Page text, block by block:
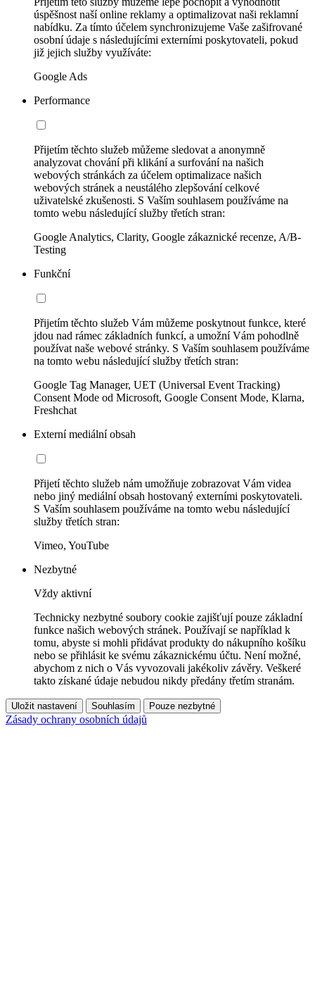
úspěšnost naší online reklamy a optimalizovat naši reklamní
nabídku. Za tímto účelem synchronizujeme Vaše zašifrované
osobní údaje s následujícími externími poskytovateli, pokud
již jejich služby využíváte:
Google Ads
Performance
Přijetím těchto služeb můžeme sledovat a anonymně
analyzovat chování při klikání a surfování na našich
webových stránkách za účelem optimalizace našich
webových stránek a neustálého zlepšování celkové
uživatelské zkušenosti. S Vaším souhlasem používáme na
tomto webu následující služby třetích stran:
Google Analytics, Clarity, Google zákaznické recenze, A/B-
Testing
Funkční
Přijetím těchto služeb Vám můžeme poskytnout funkce, které
jdou nad rámec základních funkcí, a umožní Vám pohodlně
používat naše webové stránky. S Vaším souhlasem používáme
na tomto webu následující služby třetích stran:
Google Tag Manager, UET (Universal Event Tracking)
Consent Mode od Microsoft, Google Consent Mode, Klarna,
Freshchat
Externí mediální obsah
Přijetí těchto služeb nám umožňuje zobrazovat Vám videa
nebo jiný mediální obsah hostovaný externími poskytovateli.
S Vaším souhlasem používáme na tomto webu následující
služby třetích stran:
Vimeo, YouTube
Nezbytné
Vždy aktivní
Technicky nezbytné soubory cookie zajišťují pouze základní
funkce našich webových stránek. Používají se například k
tomu, abyste si mohli přidávat produkty do nákupního košíku
nebo se přihlásit ke svému zákaznickému účtu. Není možné,
abychom z nich o Vás vyvozovali jakékoliv závěry. Veškeré
takto získané údaje nebudou nikdy předány třetím stranám.
Uložit nastavení Souhlasím Pouze nezbytné
Zásady ochrany osobních údajů